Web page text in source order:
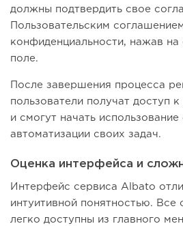
должны подтвердить свое
Пользовательским
конфиденциальности, нажав
поле.
После завершения процесса
пользователи получат доступ
и смогут начать использование
автоматизации своих задач.
Оценка интерфейса и
Интерфейс сервиса Albato
интуитивной понятностью. Все
легко доступны из главного